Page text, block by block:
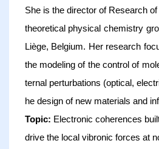
She is the director of Research
theoretical physical chemistry
Liège, Belgium. Her research
the modeling of the control of
ternal perturbations (optical,
he design of new materials and
Topic: Electronic coherences
drive the local vibronic forces at